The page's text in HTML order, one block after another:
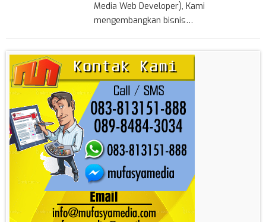
Media Web Developer), Kami
mengembangkan bisnis…